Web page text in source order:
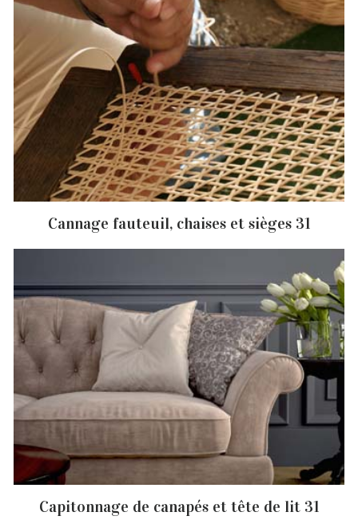
Cannage fauteuil, chaises et sièges 31
Capitonnage de canapés et tête de lit 31